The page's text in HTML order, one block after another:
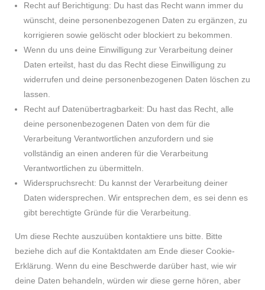
Recht auf Berichtigung: Du hast das Recht wann immer du
wünscht, deine personenbezogenen Daten zu ergänzen, zu
korrigieren sowie gelöscht oder blockiert zu bekommen.
Wenn du uns deine Einwilligung zur Verarbeitung deiner
Daten erteilst, hast du das Recht diese Einwilligung zu
widerrufen und deine personenbezogenen Daten löschen zu
lassen.
Recht auf Datenübertragbarkeit: Du hast das Recht, alle
deine personenbezogenen Daten von dem für die
Verarbeitung Verantwortlichen anzufordern und sie
vollständig an einen anderen für die Verarbeitung
Verantwortlichen zu übermitteln.
Widerspruchsrecht: Du kannst der Verarbeitung deiner
Daten widersprechen. Wir entsprechen dem, es sei denn es
gibt berechtigte Gründe für die Verarbeitung.
Um diese Rechte auszuüben kontaktiere uns bitte. Bitte
beziehe dich auf die Kontaktdaten am Ende dieser Cookie-
Erklärung. Wenn du eine Beschwerde darüber hast, wie wir
deine Daten behandeln, würden wir diese gerne hören, aber